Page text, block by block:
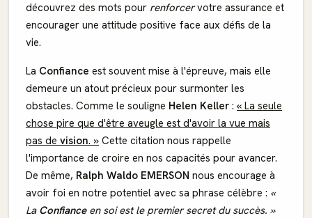
découvrez des mots pour renforcervotre assurance et
encourager une attitude positive face aux défis de la
vie.
La Confiance est souvent mise à l'épreuve, mais elle
demeure un atout précieux pour surmonter les
obstacles. Comme le souligne Helen Keller : « La seule
chose pire que d'être aveugle est d'avoir la vue mais
pas de vision. » Cette citation nous rappelle
l'importance de croire en nos capacités pour avancer.
De même, Ralph Waldo EMERSON nous encourage à
avoir foi en notre potentiel avec sa phrase célèbre : «
La Confianceen soi est le premier secret du succès. »